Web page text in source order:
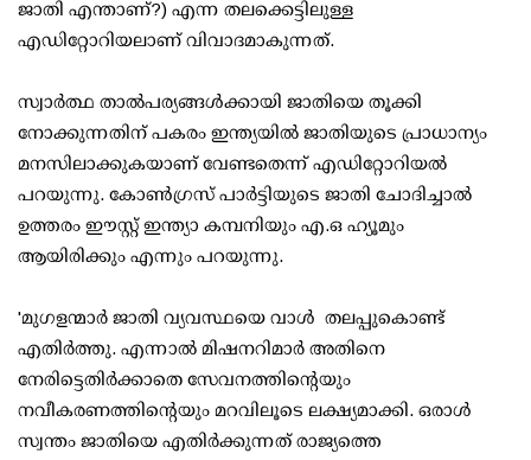
ജാതി എന്താണ്?) എന്ന തലക്കെട്ടിലുള്ള
എഡിറ്റോറിയലാണ് വിവാദമാകുന്നത്.
സ്വാര്‍ത്ഥ താല്‍പര്യങ്ങള്‍ക്കായി ജാതിയെ തൂക്കി
നോക്കുന്നതിന് പകരം ഇന്ത്യയില്‍ ജാതിയുടെ പ്രാധാന്യം
മനസിലാക്കുകയാണ് വേണ്ടതെന്ന് എഡിറ്റോറിയല്‍
പറയുന്നു. കോണ്‍ഗ്രസ് പാര്‍ട്ടിയുടെ ജാതി ചോദിച്ചാല്‍
ഉത്തരം ഈസ്റ്റ് ഇന്ത്യാ കമ്പനിയും എ.ഒ ഹ്യൂമും
ആയിരിക്കും എന്നും പറയുന്നു.
'മുഗളന്മാര്‍ ജാതി വ്യവസ്ഥയെ വാള്‍ തലപ്പുകൊണ്ട്
എതിര്‍ത്തു. എന്നാല്‍ മിഷനറിമാര്‍ അതിനെ
നേരിട്ടെതിര്‍ക്കാതെ സേവനത്തിന്റെയും
നവീകരണത്തിന്റെയും മറവിലൂടെ ലക്ഷ്യമാക്കി. ഒരാള്‍
സ്വന്തം ജാതിയെ എതിര്‍ക്കുന്നത് രാജ്യത്തെ